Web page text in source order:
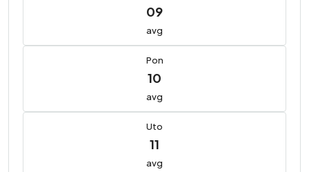
09
avg
Pon
10
avg
Uto
11
avg